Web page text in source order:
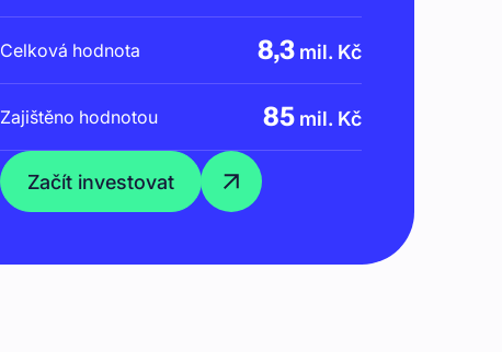
Celková hodnota 8,3 mil. Kč
Zajištěno hodnotou 85 mil. Kč
Začít investovat